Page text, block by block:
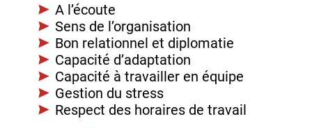
A l’écoute
Sens de l’organisation
Bon relationnel et diplomatie
Capacité d’adaptation
Capacité à travailler en équipe
Gestion du stress
Respect des horaires de travail